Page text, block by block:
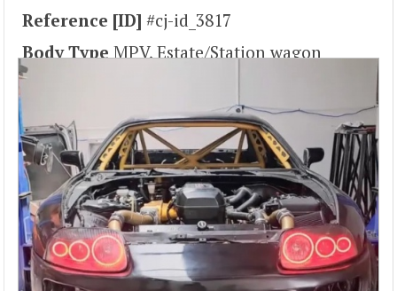
Reference [ID] #cj-id_3817
Body Type MPV, Estate/Station wagon